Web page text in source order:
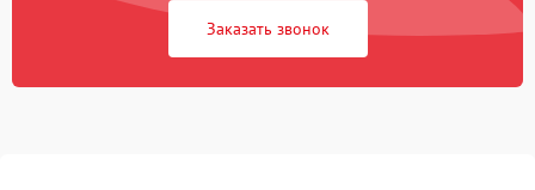
Заказать звонок